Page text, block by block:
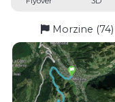
Morzine (74)